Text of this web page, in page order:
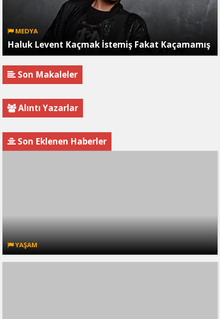
MEDYA
Haluk Levent Kaçmak İstemiş Fakat Kaçamamış
Son Makaleler
Alıntı Yazarlar
Son Eklenen Haberler
YAŞAM